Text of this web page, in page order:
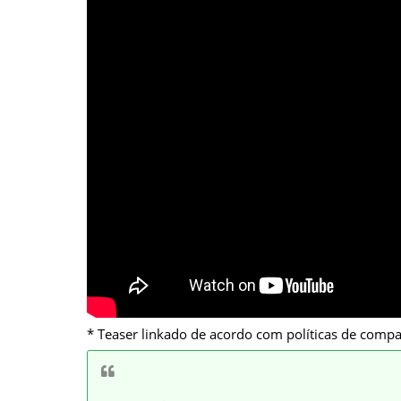
* Teaser linkado de acordo com políticas de